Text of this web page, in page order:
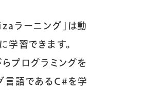
ラーニング
」は動
学習できます。
プログラミングを
言語であるC#を学